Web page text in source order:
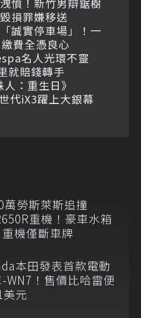
損罪嫌移送
誠實停車場」！一
費全憑良心
名人光環不靈
就賠錢轉手
人：重生日》
代iX3躍上大銀幕
萬勞斯萊斯追撞
重機！豪車水箱
機僅斷車牌
本田發表首款電動
WN7！售價比哈雷便
美元